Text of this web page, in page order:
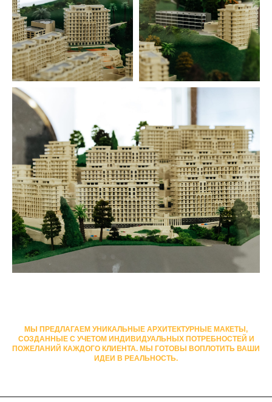
МЫ ПРЕДЛАГАЕМ УНИКАЛЬНЫЕ АРХИТЕКТУРНЫЕ МАКЕТЫ,
СОЗДАННЫЕ С УЧЕТОМ ИНДИВИДУАЛЬНЫХ ПОТРЕБНОСТЕЙ И
ПОЖЕЛАНИЙ КАЖДОГО КЛИЕНТА. МЫ ГОТОВЫ ВОПЛОТИТЬ ВАШИ
ИДЕИ В РЕАЛЬНОСТЬ.